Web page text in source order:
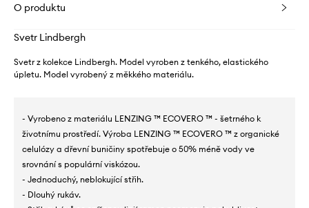
O produktu
Svetr Lindbergh
Svetr z kolekce Lindbergh. Model vyroben z tenkého, elastického
úpletu. Model vyrobený z měkkého materiálu.
- Vyrobeno z materiálu LENZING ™ ECOVERO ™ - šetrného k
životnímu prostředí. Výroba LENZING ™ ECOVERO ™ z organické
celulózy a dřevní buničiny spotřebuje o 50% méně vody ve
srovnání s populární viskózou.
- Jednoduchý, neblokující střih.
- Dlouhý rukáv.